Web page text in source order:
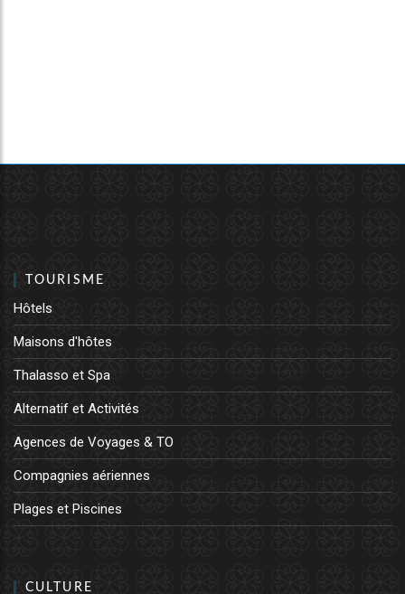
TOURISME
Hôtels
Maisons d'hôtes
Thalasso et Spa
Alternatif et Activités
Agences de Voyages & TO
Compagnies aériennes
Plages et Piscines
CULTURE